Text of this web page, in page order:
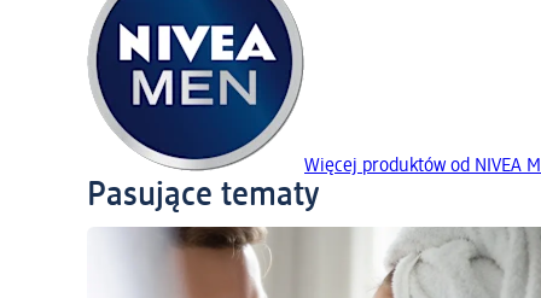
Więcej produktów od NIVEA
Pasujące tematy